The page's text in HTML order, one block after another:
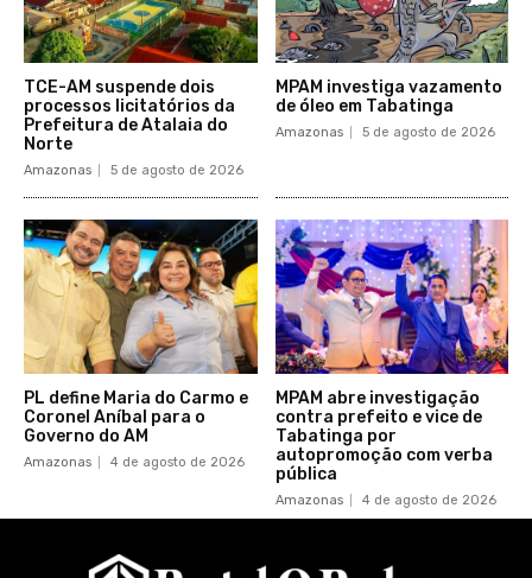
TCE-AM suspende dois
processos licitatórios da
Prefeitura de Atalaia do
Norte
Amazonas 5 de agosto de 2026
MPAM investiga vazamento
de óleo em Tabatinga
Amazonas 5 de agosto de 2026
PL define Maria do Carmo e
Coronel Aníbal para o
Governo do AM
Amazonas 4 de agosto de 2026
MPAM abre investigação
contra prefeito e vice de
Tabatinga por
autopromoção com verba
pública
Amazonas 4 de agosto de 2026